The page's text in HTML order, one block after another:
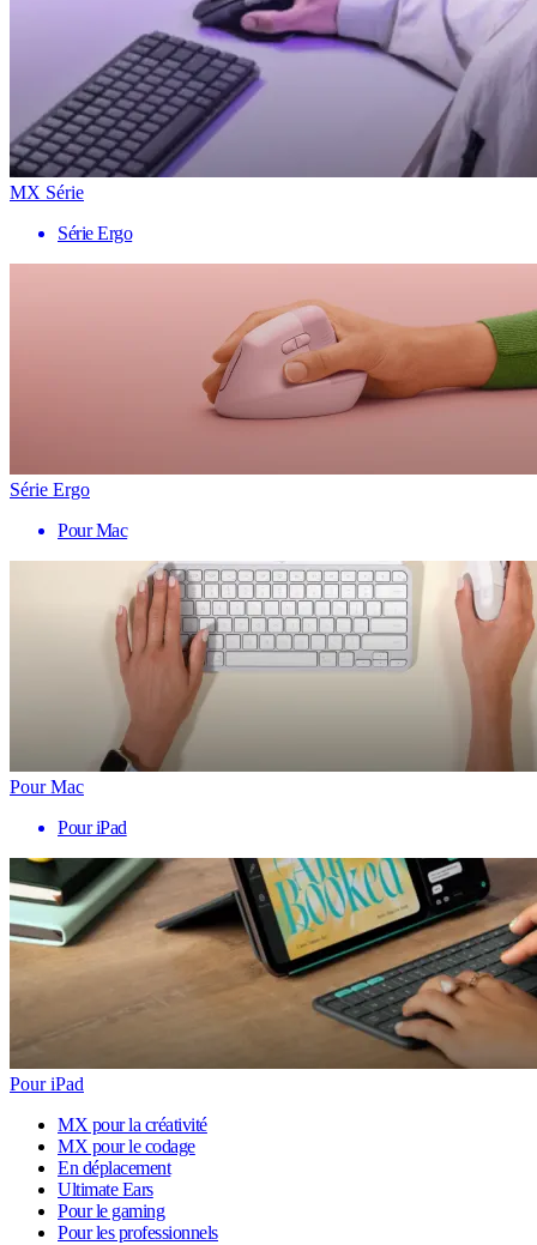
MX Série
Série Ergo
Série Ergo
Pour Mac
Pour Mac
Pour iPad
Pour iPad
MX pour la créativité
MX pour le codage
En déplacement
Ultimate Ears
Pour le gaming
Pour les professionnels